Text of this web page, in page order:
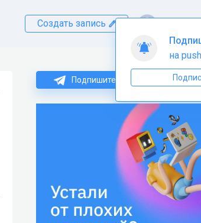
Создать запись
Подпишитесь на нас в Telegram
на